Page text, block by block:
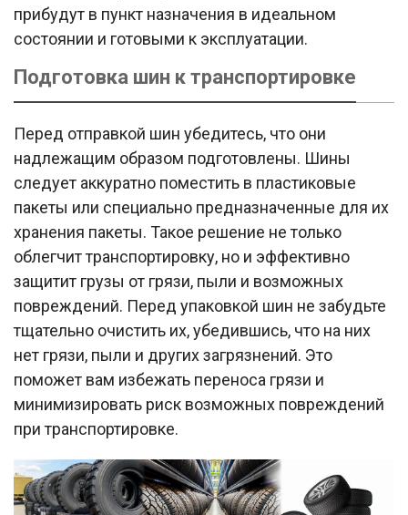
прибудут в пункт назначения в идеальном
состоянии и готовыми к эксплуатации.
Подготовка шин к транспортировке
Перед отправкой шин убедитесь, что они
надлежащим образом подготовлены. Шины
следует аккуратно поместить в пластиковые
пакеты или специально предназначенные для их
хранения пакеты. Такое решение не только
облегчит транспортировку, но и эффективно
защитит грузы от грязи, пыли и возможных
повреждений. Перед упаковкой шин не забудьте
тщательно очистить их, убедившись, что на них
нет грязи, пыли и других загрязнений. Это
поможет вам избежать переноса грязи и
минимизировать риск возможных повреждений
при транспортировке.